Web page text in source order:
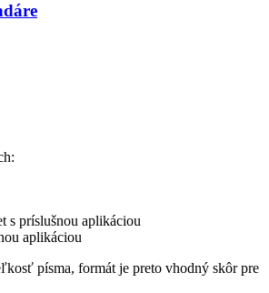
s príslušnou aplikáciou
aplikáciou
písma, formát je preto vhodný skôr pre